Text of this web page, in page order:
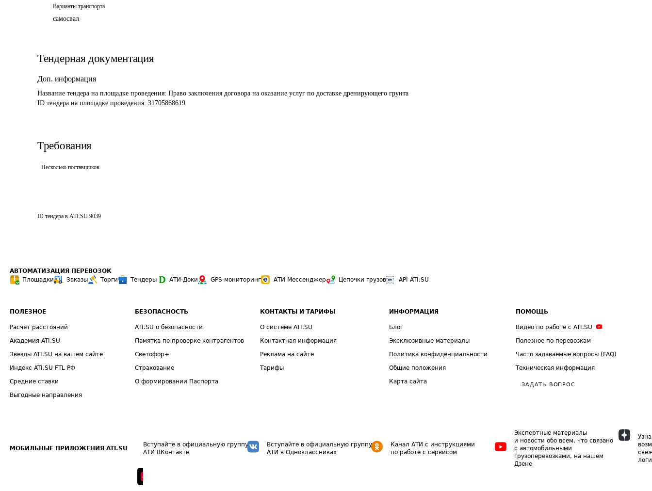
Варианты транспорта
самосвал
Тендерная документация
Доп. информация
Название тендера на площадке проведения: Право заключения договора на оказание услуг по доставке дренирующего грунта
ID тендера на площадке проведения: 31705868619
Требования
Несколько поставщиков
ID тендера в ATI.SU 9039
АВТОМАТИЗАЦИЯ ПЕРЕВОЗОК
Площадки
Заказы Торги Тендеры АТИ-Доки GPS-мониторинг АТИ Мессенджер Цепочки грузов API ATI.SU
ПОЛЕЗНОЕ
Расчет расстояний
Академия ATI.SU
Звезды ATI.SU на вашем сайте
Индекс ATI.SU FTL РФ
Средние ставки
Выгодные направления
БЕЗОПАСНОСТЬ
ATI.SU о безопасности
Памятка по проверке контрагентов
Светофор+
Страхование
О формировании Паспорта
КОНТАКТЫ И ТАРИФЫ
О системе ATI.SU
Контактная информация
Реклама на сайте
Тарифы
ИНФОРМАЦИЯ
Блог
Эксклюзивные материалы
Политика конфиденциальности
Общие положения
Карта сайта
ПОМОЩЬ
Видео по работе с ATI.SU
Полезное по перевозкам
Часто задаваемые вопросы (FAQ)
Техническая информация
ЗАДАТЬ ВОПРОС
МОБИЛЬНЫЕ ПРИЛОЖЕНИЯ ATI.SU
Вступайте в официальную группу
АТИ ВКонтакте
Вступайте в официальную группу
АТИ в Одноклассниках
Канал АТИ с инструкциями
по работе с сервисом
Экспертные материалы
и новости обо всем, что связано
с автомобильными
грузоперевозками, на нашем
Дзене